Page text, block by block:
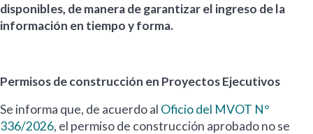
disponibles, de manera de garantizar el ingreso de la
información en tiempo y forma.
Permisos de construcción en Proyectos Ejecutivos
Se informa que, de acuerdo al Oficio del MVOT N°
336/2026, el permiso de construcción aprobado no se